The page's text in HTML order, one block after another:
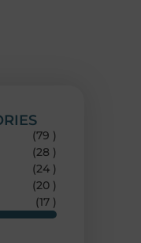
(79 )
(28 )
(24 )
(20 )
(17 )